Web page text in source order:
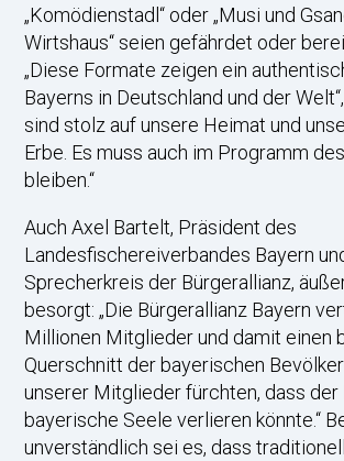
„Komödienstadl“ oder „Musi und
Wirtshaus“ seien gefährdet oder
„Diese Formate zeigen ein
Bayerns in Deutschland und der
sind stolz auf unsere Heimat und
Erbe. Es muss auch im Programm
bleiben.“
Auch Axel Bartelt, Präsident des
Landesfischereiverbandes Bayern
Sprecherkreis der Bürgerallianz,
besorgt: „Die Bürgerallianz Bayern
Millionen Mitglieder und damit einen
Querschnitt der bayerischen
unserer Mitglieder fürchten, dass der
bayerische Seele verlieren könnte.“
unverständlich sei es, dass